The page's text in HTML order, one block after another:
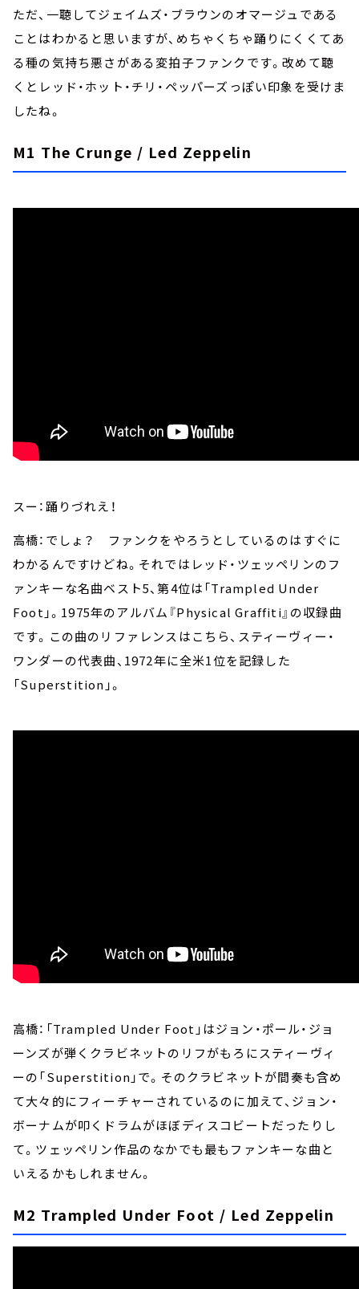
ただ、一聴してジェイムズ・ブラウンのオマージュである
ことはわかると思いますが、めちゃくちゃ踊りにくくてあ
る種の気持ち悪さがある変拍子ファンクです。改めて聴
くとレッド・ホット・チリ・ペッパーズっぽい印象を受けま
したね。
M1 The Crunge / Led Zeppelin
スー：踊りづれえ！
高橋：でしょ？ ファンクをやろうとしているのはすぐに
わかるんですけどね。それではレッド・ツェッペリンのフ
ァンキーな名曲ベスト5、第4位は「Trampled Under
Foot」。1975年のアルバム『Physical Graffiti』の収録曲
です。この曲のリファレンスはこちら、スティーヴィー・
ワンダーの代表曲、1972年に全米1位を記録した
「Superstition」。
高橋：「Trampled Under Foot」はジョン・ポール・ジョ
ーンズが弾くクラビネットのリフがもろにスティーヴィ
ーの「Superstition」で。そのクラビネットが間奏も含め
て大々的にフィーチャーされているのに加えて、ジョン・
ボーナムが叩くドラムがほぼディスコビートだったりし
て。ツェッペリン作品のなかでも最もファンキーな曲と
いえるかもしれません。
M2 Trampled Under Foot / Led Zeppelin